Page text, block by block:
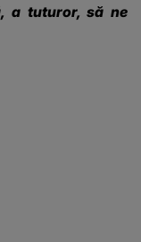
a tuturor, să ne